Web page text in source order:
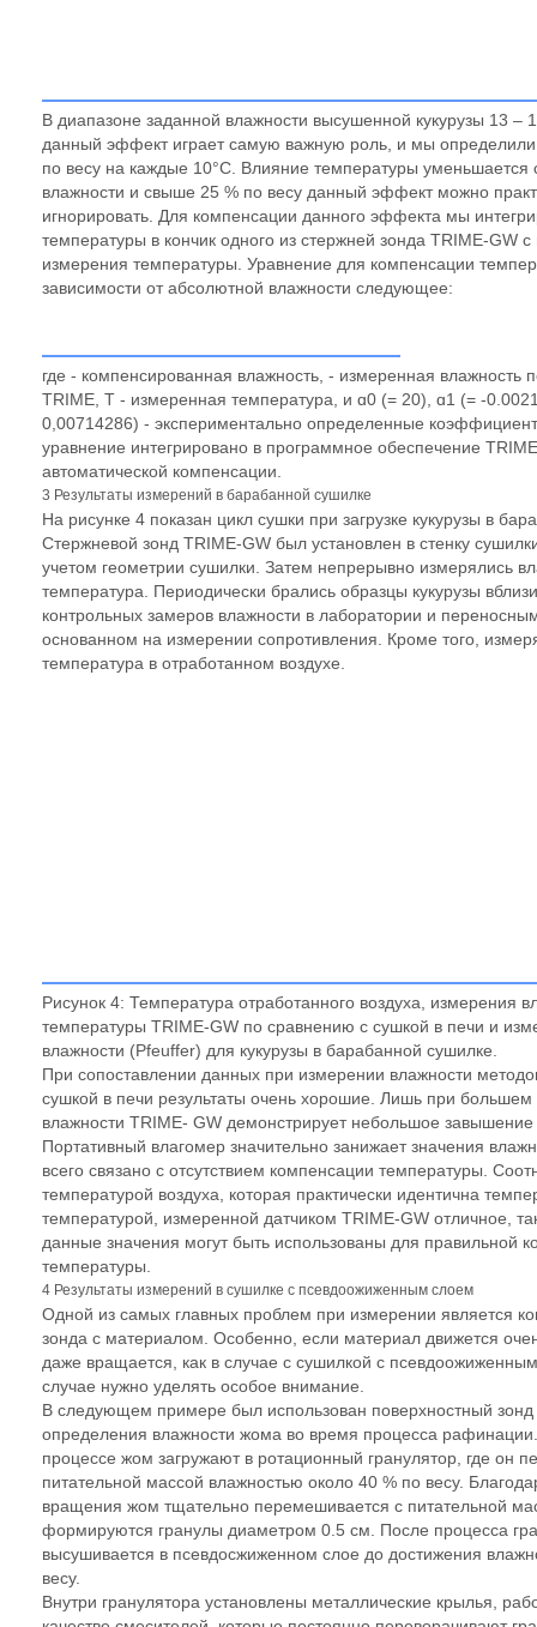
В диапазоне заданной влажности высушенной кукурузы 13 –
данный эффект играет самую важную роль, и мы
по весу на каждые 10°C. Влияние температуры уменьшается
влажности и свыше 25 % по весу данный эффект можно
игнорировать. Для компенсации данного эффекта мы
температуры в кончик одного из стержней зонда TRIME-GW
измерения температуры. Уравнение для компенсации
зависимости от абсолютной влажности следующее:
где - компенсированная влажность, - измеренная влажность
TRIME, T - измеренная температура, и ɑ0 (= 20), ɑ1 (= -
0,00714286) - экспериментально определенные
уравнение интегрировано в программное обеспечение
автоматической компенсации.
3 Результаты измерений в барабанной сушилке
На рисунке 4 показан цикл сушки при загрузке кукурузы в
Стержневой зонд ТRIME-GW был установлен в стенку
учетом геометрии сушилки. Затем непрерывно измерялись
температура. Периодически брались образцы кукурузы
контрольных замеров влажности в лаборатории и
основанном на измерении сопротивления. Кроме того,
температура в отработанном воздухе.
Рисунок 4: Температура отработанного воздуха, измерения
температуры TRIME-GW по сравнению с сушкой в печи и
влажности (Pfeuffer) для кукурузы в барабанной сушилке
При сопоставлении данных при измерении влажности
сушкой в печи результаты очень хорошие. Лишь при большем
влажности TRIME- GW демонстрирует небольшое завышение
Портативный влагомер значительно занижает значения
всего связано с отсутствием компенсации температуры.
температурой воздуха, которая практически идентична
температурой, измеренной датчиком TRIME-GW отличное,
данные значения могут быть использованы для правильной
температуры.
4 Результаты измерений в сушилке с псевдоожиженным слоем
Одной из самых главных проблем при измерении является
зонда с материалом. Особенно, если материал движется
даже вращается, как в случае с сушилкой с
случае нужно уделять особое внимание.
В следующем примере был использован поверхностный зонд
определения влажности жома во время процесса
процессе жом загружают в ротационный гранулятор, где он
питательной массой влажностью около 40 % по весу.
вращения жом тщательно перемешивается с питательной
формируются гранулы диаметром 0.5 см. После процесса
высушивается в псевдосжиженном слое до достижения
весу.
Внутри гранулятора установлены металлические крылья,